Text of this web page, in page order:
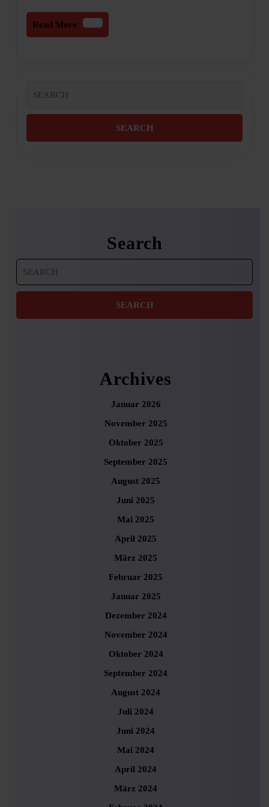
Read More
Read
More
for:
Search
for:
Archives
Januar 2026
November 2025
Oktober 2025
September 2025
August 2025
Juni 2025
Mai 2025
April 2025
März 2025
Februar 2025
Januar 2025
Dezember 2024
November 2024
Oktober 2024
September 2024
August 2024
Juli 2024
Juni 2024
Mai 2024
April 2024
März 2024